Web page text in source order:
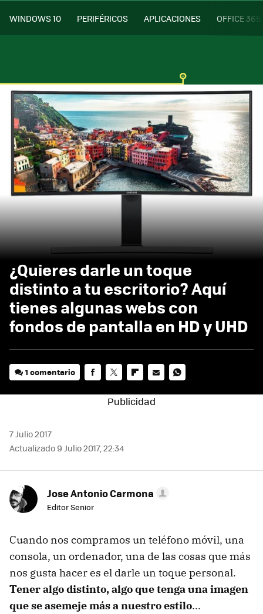
WINDOWS 10 PERIFÉRICOS APLICACIONES OFFICE 365
¿Quieres darle un toque
distinto a tu escritorio? Aquí
tienes algunas webs con
fondos de pantalla en HD y UHD
1 comentario
MAIL
7 Julio 2017
Actualizado 9 Julio 2017, 22:34
Jose Antonio Carmona
Editor Senior
Cuando nos compramos un teléfono móvil, una
consola, un ordenador, una de las cosas que más
nos gusta hacer es el darle un toque personal.
Tener algo distinto, algo que tenga una imagen
que se asemeje más a nuestro estilo...